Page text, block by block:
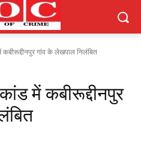
कबीरूद्दीनपुर गांव के लेखपाल निलंबित
में कबीरूद्दीनपुर